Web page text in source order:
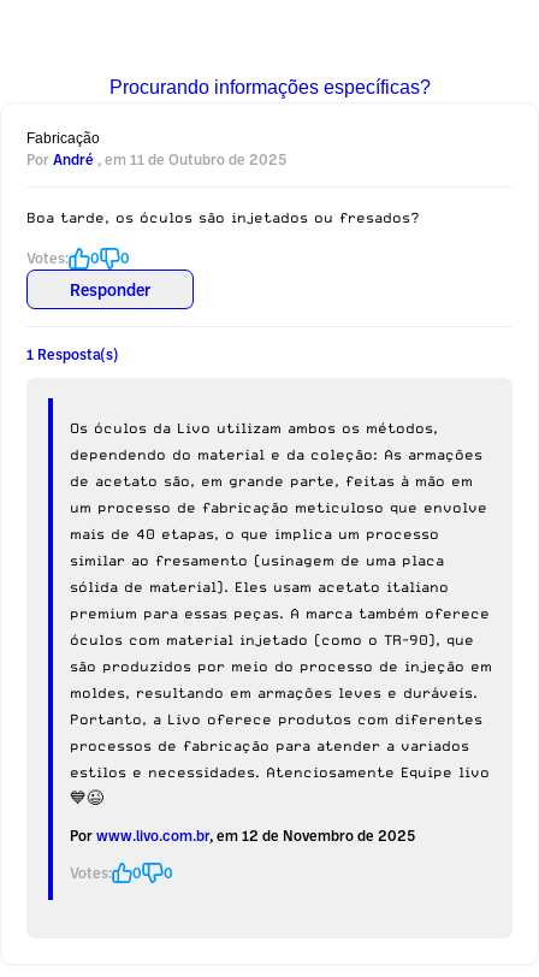
Procurando informações específicas?
Fabricação
PorAndré , em 11 de Outubro de 2025
Boa tarde, os óculos são injetados ou fresados?
Votes: 0 0
Responder
1 Resposta(s)
Os óculos da Livo utilizam ambos os métodos,
dependendo do material e da coleção: As armações
de acetato são, em grande parte, feitas à mão em
um processo de fabricação meticuloso que envolve
mais de 40 etapas, o que implica um processo
similar ao fresamento (usinagem de uma placa
sólida de material). Eles usam acetato italiano
premium para essas peças. A marca também oferece
óculos com material injetado (como o TR-90), que
são produzidos por meio do processo de injeção em
moldes, resultando em armações leves e duráveis.
Portanto, a Livo oferece produtos com diferentes
processos de fabricação para atender a variados
estilos e necessidades. Atenciosamente Equipe livo
💙😉
Porwww.livo.com.br, em 12 de Novembro de 2025
Votes:
0 0